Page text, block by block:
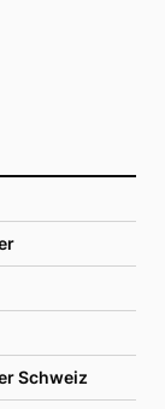
Schweiz